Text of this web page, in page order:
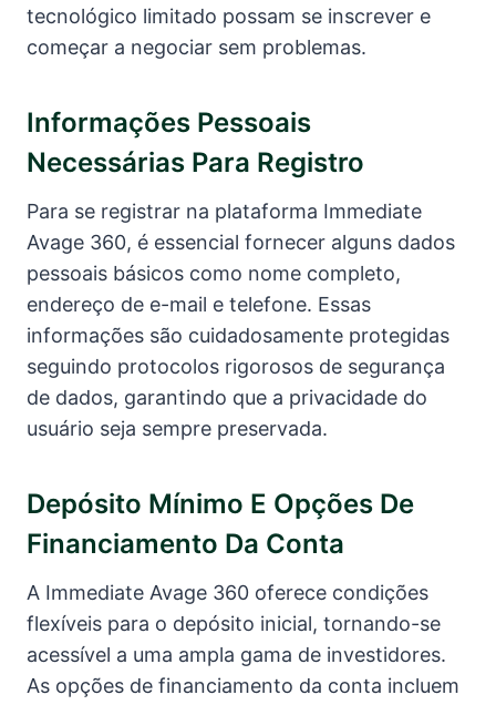
tecnológico limitado possam se inscrever e
começar a negociar sem problemas.
Informações Pessoais
Necessárias Para Registro
Para se registrar na plataforma Immediate
Avage 360, é essencial fornecer alguns dados
pessoais básicos como nome completo,
endereço de e-mail e telefone. Essas
informações são cuidadosamente protegidas
seguindo protocolos rigorosos de segurança
de dados, garantindo que a privacidade do
usuário seja sempre preservada.
Depósito Mínimo E Opções De
Financiamento Da Conta
A Immediate Avage 360 oferece condições
flexíveis para o depósito inicial, tornando-se
acessível a uma ampla gama de investidores.
As opções de financiamento da conta incluem